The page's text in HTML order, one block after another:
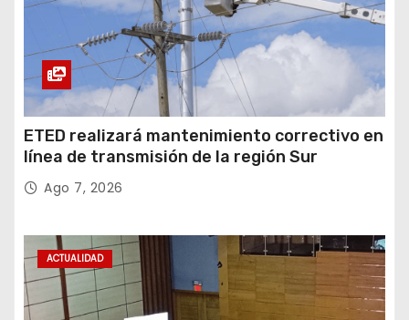
ETED realizará mantenimiento correctivo en
línea de transmisión de la región Sur
Ago 7, 2026
ACTUALIDAD